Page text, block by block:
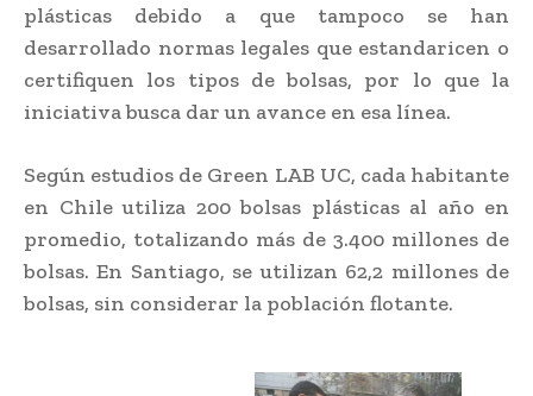
plásticas debido a que tampoco se han
desarrollado normas legales que estandaricen o
certifiquen los tipos de bolsas, por lo que la
iniciativa busca dar un avance en esa línea.
Según estudios de Green LAB UC, cada habitante
en Chile utiliza 200 bolsas plásticas al año en
promedio, totalizando más de 3.400 millones de
bolsas. En Santiago, se utilizan 62,2 millones de
bolsas, sin considerar la población flotante.